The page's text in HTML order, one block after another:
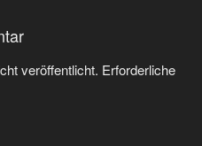
veröffentlicht. Erforderliche